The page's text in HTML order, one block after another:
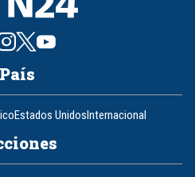
País
Estados UnidosInternacional